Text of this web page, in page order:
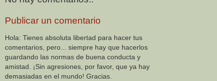
Publicar un comentario
Hola: Tienes absoluta libertad para hacer tus
comentarios, pero... siempre hay que hacerlos
guardando las normas de buena conducta y
amistad. ¡Sin agresiones, por favor, que ya hay
demasiadas en el mundo! Gracias.